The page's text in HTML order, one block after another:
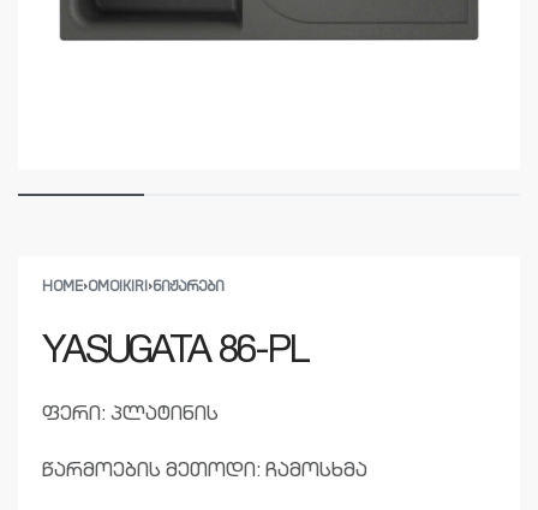
HOME›OMOIKIRI ›ᲜᲘᲟᲐᲠᲔᲑᲘ
YASUGATA 86-PL
ფერი: პლატინის
წარმოების მეთოდი: ჩამოსხმა